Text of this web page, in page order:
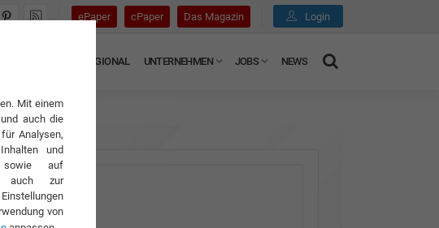
ePaper cPaper Das Magazin Login
REGIONAL UNTERNEHMEN JOBS NEWS
Mit einem
auch die
Analysen,
und
sowie auf
auch zur
von